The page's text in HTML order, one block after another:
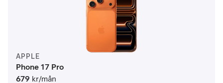
APPLE
Phone 17 Pro
679 kr/mån